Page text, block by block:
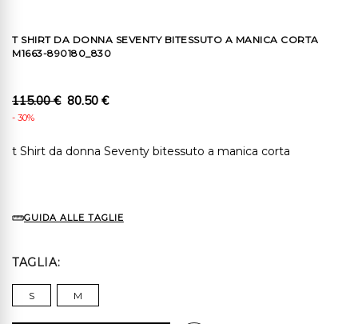
T SHIRT DA DONNA SEVENTY BITESSUTO A MANICA CORTA
M1663-890180_830
115.00 € 80.50 €
- 30%
t Shirt da donna Seventy bitessuto a manica corta
GUIDA ALLE TAGLIE
TAGLIA
S M